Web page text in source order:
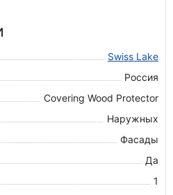
Swiss Lake
Россия
Covering Wood Protector
Наружных
Фасады
Да
1